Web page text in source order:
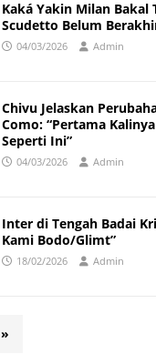
Kaká Yakin Milan
Scudetto Belum
04/03/2026 Admin
Chivu Jelaskan
Como: “Pertama
Seperti Ini”
04/03/2026 Admin
Inter di Tengah Badai
Kami Bodo/Glimt”
18/02/2026 Admin
»